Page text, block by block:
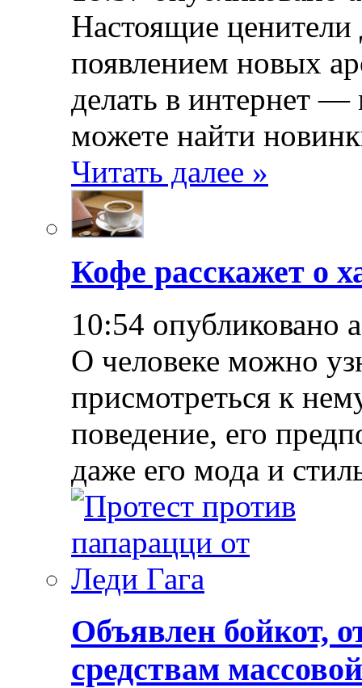
Настоящие ценители
появлением новых
делать в интернет —
можете найти
Читать далее »
Кофе расскажет о
10:54 опубликовано
О человеке можно
присмотреться к
поведение, его
даже его мода и
Объявлен бойкот,
средствам